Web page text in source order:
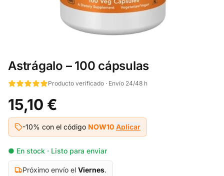
Astrágalo – 100 cápsulas
Producto verificado · Envío 24/48 h
15,10 €
-10% con el código NOW10 Aplicar
● En stock · Listo para enviar
Próximo envío el Viernes.